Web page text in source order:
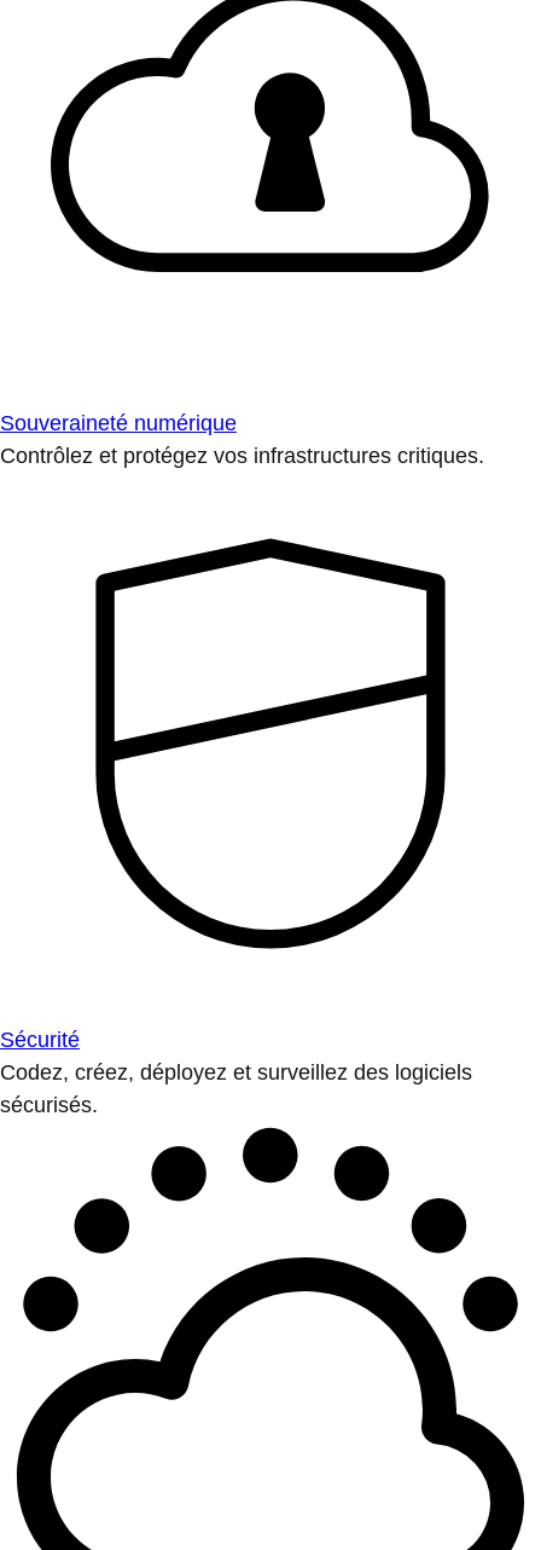
Souveraineté numérique
Contrôlez et protégez vos infrastructures critiques.
Sécurité
Codez, créez, déployez et surveillez des logiciels
sécurisés.